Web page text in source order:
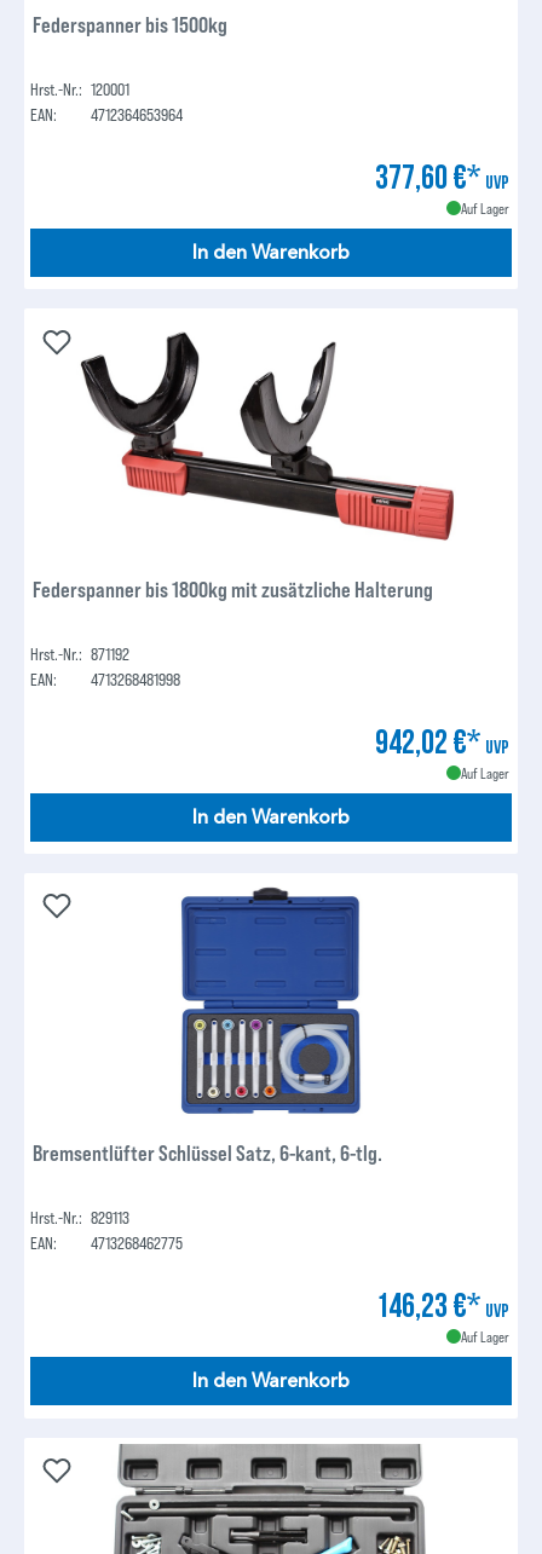
Federspanner bis 1500kg
Hrst.-Nr.: 120001
EAN:
4712364653964
377,60 €* UVP
Auf Lager
In den Warenkorb
Federspanner bis 1800kg mit zusätzliche Halterung
Hrst.-Nr.: 871192
EAN:
4713268481998
942,02 €* UVP
Auf Lager
In den Warenkorb
Bremsentlüfter Schlüssel Satz, 6-kant, 6-tlg.
Hrst.-Nr.: 829113
EAN:
4713268462775
146,23 €* UVP
Auf Lager
In den Warenkorb